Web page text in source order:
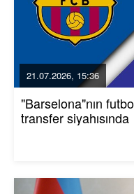
21.07.2026, 15:36
"Barselona"nın
transfer siyahısında